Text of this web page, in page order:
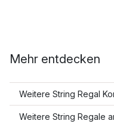
Mehr entdecken
Weitere String Regal
Weitere String Regale